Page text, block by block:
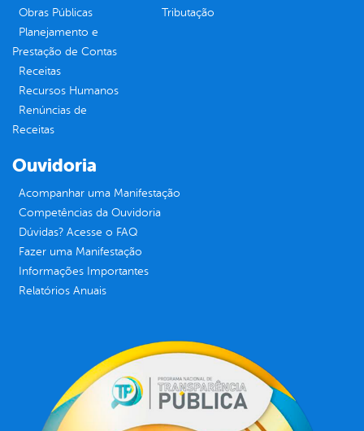
Obras Públicas
Planejamento e
Prestação de Contas
Receitas
Recursos Humanos
Renúncias de
Receitas
Tributação
Ouvidoria
Acompanhar uma Manifestação
Competências da Ouvidoria
Dúvidas? Acesse o FAQ
Fazer uma Manifestação
Informações Importantes
Relatórios Anuais